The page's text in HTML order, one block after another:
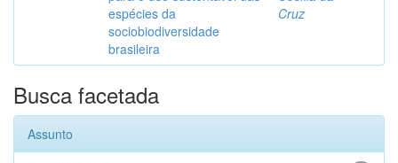
espécies da
sociobiodiversidade
brasileira
Cruz
Busca facetada
Assunto